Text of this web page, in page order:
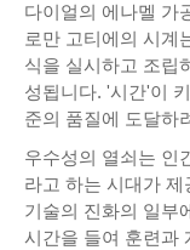
다이얼의 에나멜 가
로만 고티에의 시계
식을 실시하고 조립
성됩니다. '시간'이
준의 품질에 도달하
우수성의 열쇠는 인
라고 하는 시대가
기술의 진화의 일부
시간을 들여 훈련과